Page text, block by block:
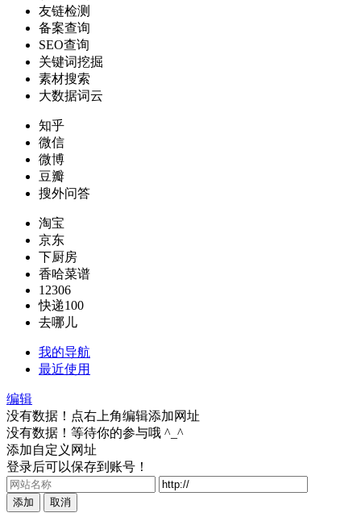
友链检测
备案查询
SEO查询
关键词挖掘
素材搜索
大数据词云
知乎
微信
微博
豆瓣
搜外问答
淘宝
京东
下厨房
香哈菜谱
12306
快递100
去哪儿
我的导航
最近使用
编辑
没有数据！点右上角编辑添加网址
没有数据！等待你的参与哦 ^_^
添加自定义网址
登录后可以保存到账号！
添加 取消